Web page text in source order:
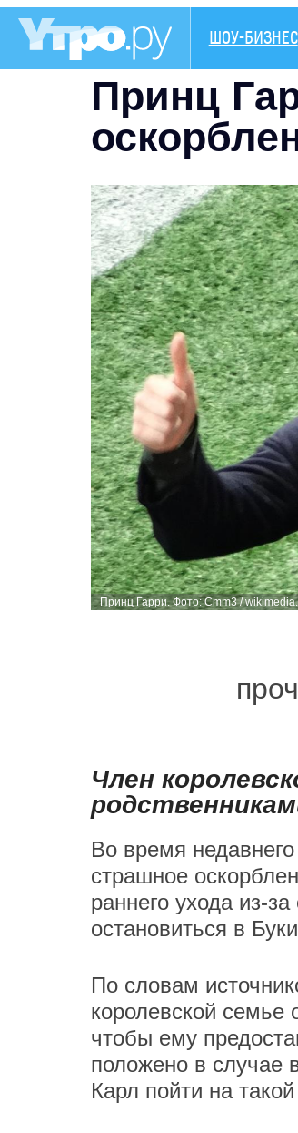
ШОУ-БИЗНЕС
Принц
Принц Гарри. Фото: Cmm3 /
Член
Во время
страшное
раннего ухода из-
остановиться в
По словам
королевской семье
чтобы ему
положено в случае
Карл пойти на